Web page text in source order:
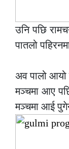
उनि पछि
पातलो
अव पालो
मञ्चमा आए
मञ्चमा आई